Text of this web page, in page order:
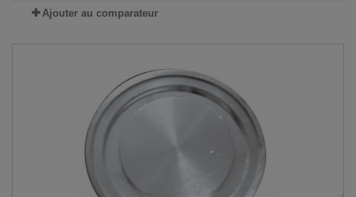
Ajouter au comparateur